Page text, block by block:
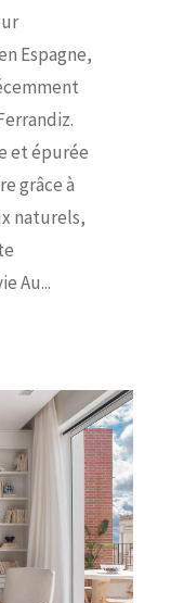
Espagne,
et épurée
grâce à
naturels,
Au...